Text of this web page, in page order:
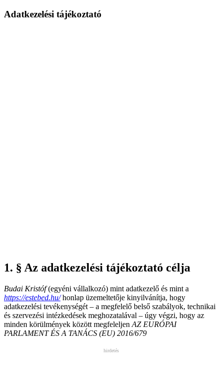
Adatkezelési tájékoztató
1. § Az adatkezelési tájékoztató célja
Budai Kristóf(egyéni vállalkozó) mint adatkezelő és mint a
https://estebed.hu/honlap üzemeltetője kinyilvánítja, hogy
adatkezelési tevékenységét – a megfelelő belső szabályok, technikai
és szervezési intézkedések meghozatalával – úgy végzi, hogy az
minden körülmények között megfeleljen AZ EURÓPAI
PARLAMENT ÉS A TANÁCS (EU) 2016/679
hirdetés